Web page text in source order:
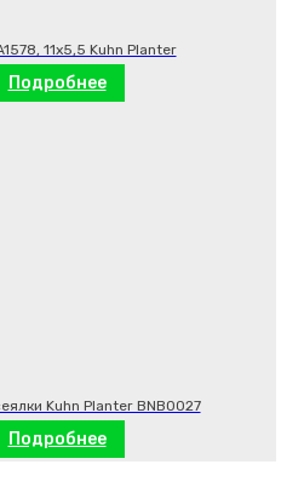
11х5,5 Kuhn Planter
Подробнее
Kuhn Planter BNB0027
Подробнее